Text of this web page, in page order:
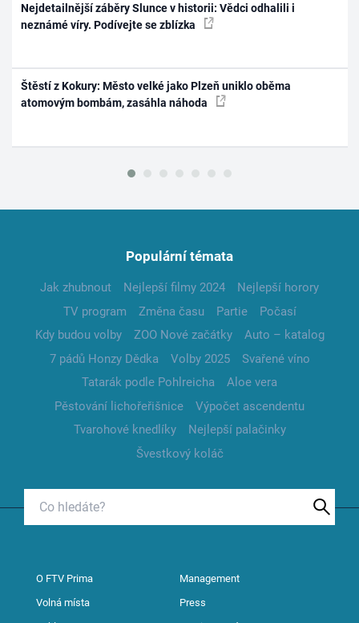
Nejdetailnější záběry Slunce v historii: Vědci odhalili i
neznámé víry. Podívejte se zblízka
Štěstí z Kokury: Město velké jako Plzeň uniklo oběma
atomovým bombám, zasáhla náhoda
Populární témata
Jak zhubnout Nejlepší filmy 2024
Nejlepší horory
TV program
Změna času Partie
Počasí
Kdy budou volby
ZOO Nové začátky
Auto – katalog
7 pádů Honzy Dědka
Volby 2025
Svařené víno
Tatarák podle Pohlreicha
Aloe vera
Pěstování lichořeřišnice
Výpočet ascendentu
Tvarohové knedlíky
Nejlepší palačinky
Švestkový koláč
O FTV Prima Management
Volná místa Press